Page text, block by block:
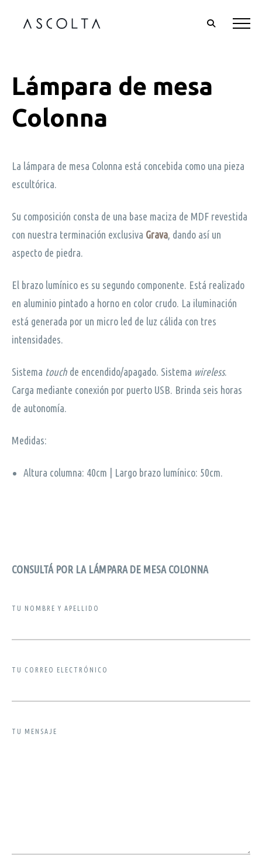
Lámpara de mesa
Colonna
La lámpara de mesa Colonna está concebida como una pieza
escultórica.
Su composición consta de una base maciza de MDF revestida
con nuestra terminación exclusiva Grava, dando así un
aspecto de piedra.
El brazo lumínico es su segundo componente. Está realizado
en aluminio pintado a horno en color crudo. La iluminación
está generada por un micro led de luz cálida con tres
intensidades.
Sistema touch de encendido/apagado. Sistema wireless.
Carga mediante conexión por puerto USB. Brinda seis horas
de autonomía.
Medidas:
Altura columna: 40cm | Largo brazo lumínico: 50cm.
CONSULTÁ POR LA LÁMPARA DE MESA COLONNA
TU NOMBRE Y APELLIDO
TU CORREO ELECTRÓNICO
TU MENSAJE